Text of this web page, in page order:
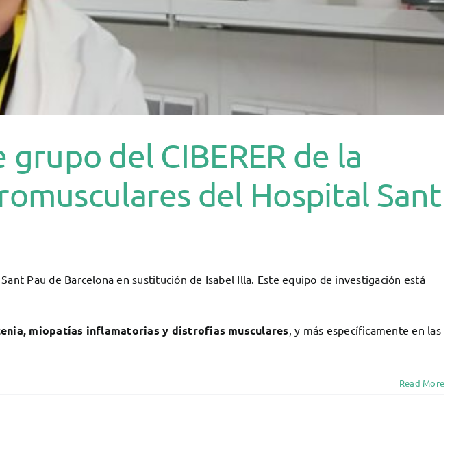
del CIBERER de la
del Hospital Sant
Pau de Barcelona en sustitución de Isabel Illa. Este equipo de investigación está
miopatías inflamatorias y distrofias musculares, y más específicamente en las
Read More